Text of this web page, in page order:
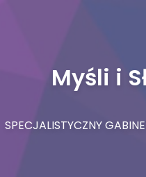
Myśli i
SPECJALISTYCZNY